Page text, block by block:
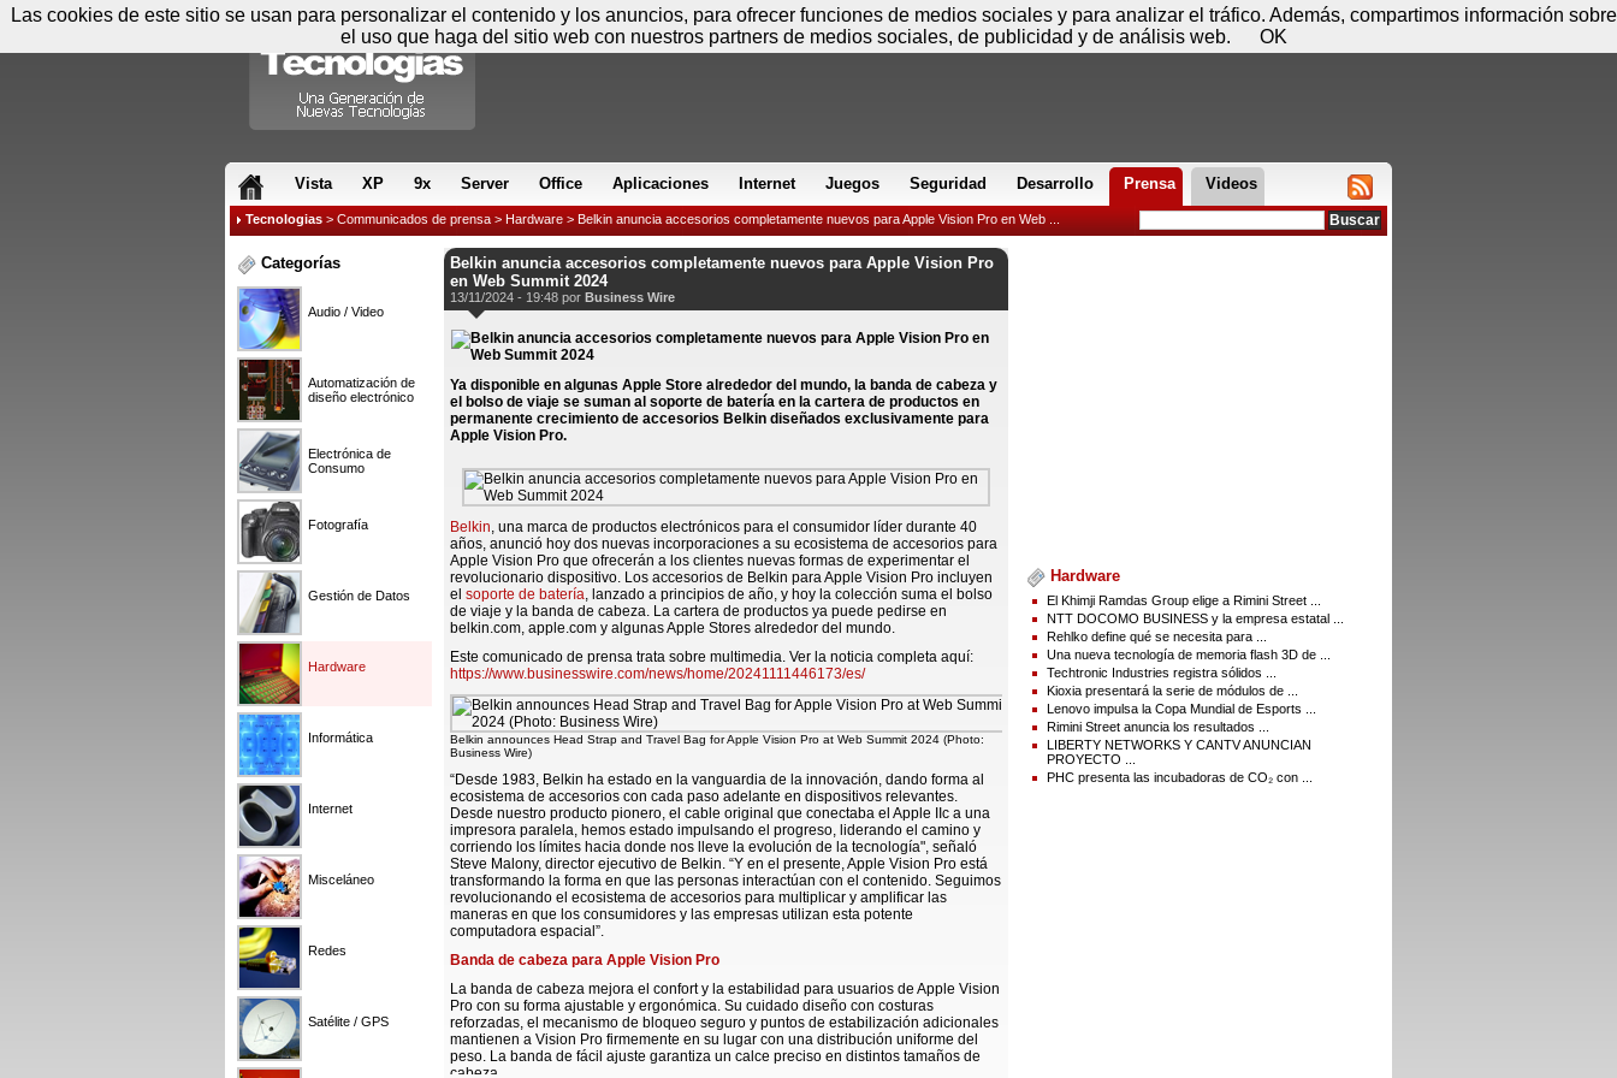
Vista XP 9x Server Office Aplicaciones Internet Juegos Seguridad Desarrollo Prensa Videos
Tecnologias > Communicados de prensa > Hardware > Belkin anuncia accesorios completamente nuevos para Apple Vision Pro en Web ...
Categorías
Audio / Video
Automatización de
diseño electrónico
Electrónica de
Consumo
Fotografía
Gestión de Datos
Hardware
Informática
Internet
Misceláneo
Redes
Satélite / GPS
Belkin anuncia accesorios completamente nuevos para Apple Vision Pro
en Web Summit 2024
13/11/2024 - 19:48 por Business Wire
Ya disponible en algunas Apple Store alrededor del mundo, la banda de cabeza y
el bolso de viaje se suman al soporte de batería en la cartera de productos en
permanente crecimiento de accesorios Belkin diseñados exclusivamente para
Apple Vision Pro.
Belkin, una marca de productos electrónicos para el consumidor líder durante 40
años, anunció hoy dos nuevas incorporaciones a su ecosistema de accesorios para
Apple Vision Pro que ofrecerán a los clientes nuevas formas de experimentar el
revolucionario dispositivo. Los accesorios de Belkin para Apple Vision Pro incluyen
el soporte de batería, lanzado a principios de año, y hoy la colección suma el bolso
de viaje y la banda de cabeza. La cartera de productos ya puede pedirse en
belkin.com, apple.com y algunas Apple Stores alrededor del mundo.
Este comunicado de prensa trata sobre multimedia. Ver la noticia completa aquí:
https://www.businesswire.com/news/home/20241111446173/es/
Belkin announces Head Strap and Travel Bag for Apple Vision Pro at Web Summit 2024 (Photo:
Business Wire)
“Desde 1983, Belkin ha estado en la vanguardia de la innovación, dando forma al
ecosistema de accesorios con cada paso adelante en dispositivos relevantes.
Desde nuestro producto pionero, el cable original que conectaba el Apple IIc a una
impresora paralela, hemos estado impulsando el progreso, liderando el camino y
corriendo los límites hacia donde nos lleve la evolución de la tecnología", señaló
Steve Malony, director ejecutivo de Belkin. “Y en el presente, Apple Vision Pro está
transformando la forma en que las personas interactúan con el contenido. Seguimos
revolucionando el ecosistema de accesorios para multiplicar y amplificar las
maneras en que los consumidores y las empresas utilizan esta potente
computadora espacial”.
Banda de cabeza para Apple Vision Pro
La banda de cabeza mejora el confort y la estabilidad para usuarios de Apple Vision
Pro con su forma ajustable y ergonómica. Su cuidado diseño con costuras
reforzadas, el mecanismo de bloqueo seguro y puntos de estabilización adicionales
mantienen a Vision Pro firmemente en su lugar con una distribución uniforme del
peso. La banda de fácil ajuste garantiza un calce preciso en distintos tamaños de
cabeza.
Hardware
El Khimji Ramdas Group elige a Rimini Street ...
NTT DOCOMO BUSINESS y la empresa estatal ...
Rehlko define qué se necesita para ...
Una nueva tecnología de memoria flash 3D de ...
Techtronic Industries registra sólidos ...
Kioxia presentará la serie de módulos de ...
Lenovo impulsa la Copa Mundial de Esports ...
Rimini Street anuncia los resultados ...
LIBERTY NETWORKS Y CANTV ANUNCIAN
PROYECTO ...
PHC presenta las incubadoras de CO₂ con ...
Viernes 07 de agosto - 21:40 Registrar Conectar
Las cookies de este sitio se usan para personalizar el contenido y los anuncios, para ofrecer funciones de medios sociales y para analizar el tráfico. Además, compartimos información sobre
el uso que haga del sitio web con nuestros partners de medios sociales, de publicidad y de análisis web.
OK